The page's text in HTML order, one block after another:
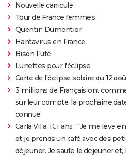
Nouvelle canicule
Tour de France femmes
Quentin Dumontier
Hantavirus en France
Bison Futé
Lunettes pour l'éclipse
Carte de l'éclipse solaire du 12
3 millions de Français ont
sur leur compte, la prochaine
connue
Carla Villa, 101 ans : "Je me lève
et je prends un café avec des
déjeuner. Je saute le déjeuner